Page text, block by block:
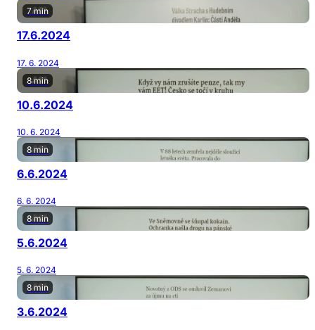
7 min
17.6.2024
17. 6. 2024
8 min
10.6.2024
10. 6. 2024
8 min
6.6.2024
6. 6. 2024
8 min
5.6.2024
5. 6. 2024
8 min
3.6.2024